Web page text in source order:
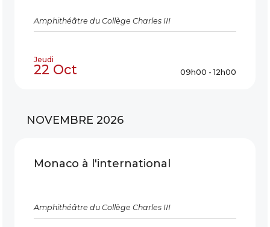
Amphithéâtre du Collège Charles III
Jeudi
22 Oct 09h00 - 12h00
NOVEMBRE 2026
Monaco à l'international
Amphithéâtre du Collège Charles III